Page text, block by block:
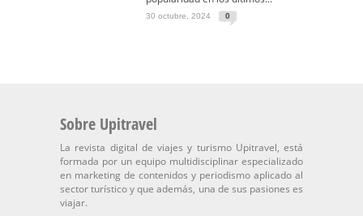
30 octubre, 2024 0
Sobre Upitravel
La revista digital de viajes y turismo Upitravel, está
formada por un equipo multidisciplinar especializado
en marketing de contenidos y periodismo aplicado al
sector turístico y que además, una de sus pasiones es
viajar.